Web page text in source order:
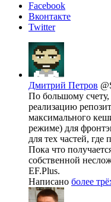
Facebook
Вконтакте
Twitter
Дмитрий Петров
По большому
реализацию
максимального
режиме) для
для тех частей, где
Пока что
собственной
EF.Plus.
Написано более